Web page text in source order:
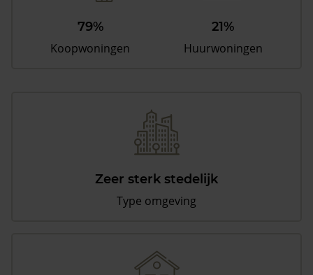
79%
Koopwoningen
21%
Huurwoningen
Zeer sterk stedelijk
Type omgeving